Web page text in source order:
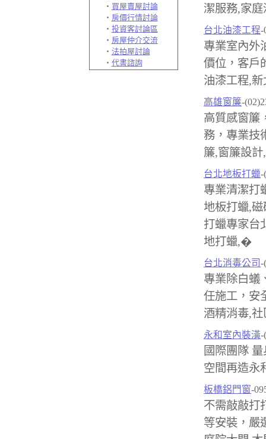
‧ 買屋賣屋討論
‧ 房價行情討論
‧ 投資客討論區
‧ 房屋仲介交流
‧ 法拍屋討論
‧ 代書諮詢
潔服務,家
台北油漆工程-
專業室內外
價位，客戶
油漆工程,
高雄窗簾-
高質感窗簾
務，專業技
簾,窗簾設
台北地板打蠟-
專業清潔打
地板打蠟,
打蠟專家台
地打蠟,�
台北消毒公司 -
專業除白蟻
任施工，安
酒精消毒,
永和室內裝潢-
國際團隊
空間再造永
板橋鋁門窗-
不需敲敲打
等安裝，嚴